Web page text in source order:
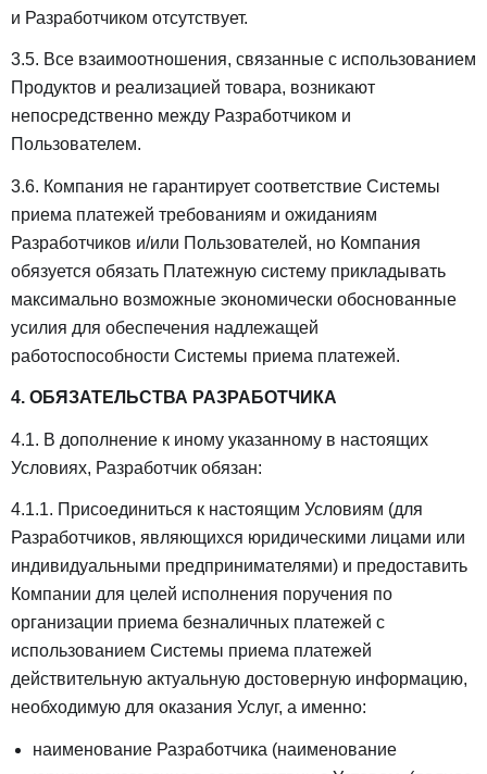
и Разработчиком отсутствует.
3.5. Все взаимоотношения, связанные с использованием
Продуктов и реализацией товара, возникают
непосредственно между Разработчиком и
Пользователем.
3.6. Компания не гарантирует соответствие Системы
приема платежей требованиям и ожиданиям
Разработчиков и/или Пользователей, но Компания
обязуется обязать Платежную систему прикладывать
максимально возможные экономически обоснованные
усилия для обеспечения надлежащей
работоспособности Системы приема платежей.
4. ОБЯЗАТЕЛЬСТВА РАЗРАБОТЧИКА
4.1. В дополнение к иному указанному в настоящих
Условиях, Разработчик обязан:
4.1.1. Присоединиться к настоящим Условиям (для
Разработчиков, являющихся юридическими лицами или
индивидуальными предпринимателями) и предоставить
Компании для целей исполнения поручения по
организации приема безналичных платежей с
использованием Системы приема платежей
действительную актуальную достоверную информацию,
необходимую для оказания Услуг, а именно:
наименование Разработчика (наименование